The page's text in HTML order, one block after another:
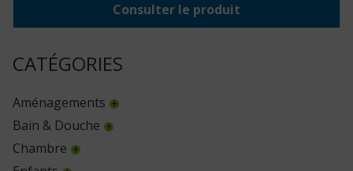
CATÉGORIES
Aménagements
Bain & Douche
Chambre
Consulter le produit